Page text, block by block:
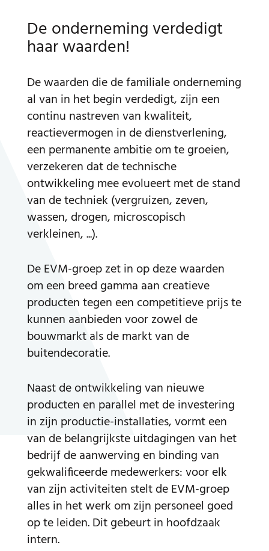
De onderneming verdedigt
haar waarden!
De waarden die de familiale onderneming
al van in het begin verdedigt, zijn een
continu nastreven van kwaliteit,
reactievermogen in de dienstverlening,
een permanente ambitie om te groeien,
verzekeren dat de technische
ontwikkeling mee evolueert met de stand
van de techniek (vergruizen, zeven,
wassen, drogen, microscopisch
verkleinen, ...).
De EVM-groep zet in op deze waarden
om een breed gamma aan creatieve
producten tegen een competitieve prijs te
kunnen aanbieden voor zowel de
bouwmarkt als de markt van de
buitendecoratie.
Naast de ontwikkeling van nieuwe
producten en parallel met de investering
in zijn productie-installaties, vormt een
van de belangrijkste uitdagingen van het
bedrijf de aanwerving en binding van
gekwalificeerde medewerkers: voor elk
van zijn activiteiten stelt de EVM-groep
alles in het werk om zijn personeel goed
op te leiden. Dit gebeurt in hoofdzaak
intern.